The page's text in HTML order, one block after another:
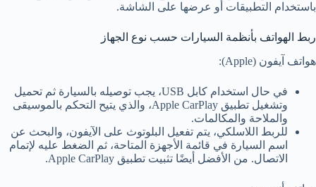
باستخدام التطبيقات أو عرضها على الشاشة.
ربط الهواتف بأنظمة السيارات حسب نوع الجهاز
هواتف آيفون (Apple):
في حال استخدام كابل USB، يجب توصيله بالسيارة ثم تحميل
وتشغيل تطبيق Apple CarPlay، والذي يتيح التحكم بالموسيقى
والملاحة والمكالمات.
للربط اللاسلكي، يتم تفعيل البلوتوث على الآيفون، والبحث عن
اسم السيارة في قائمة الأجهزة المتاحة، ثم الضغط عليه لإتمام
الاتصال. من الأفضل أيضًا تثبيت تطبيق Apple CarPlay.